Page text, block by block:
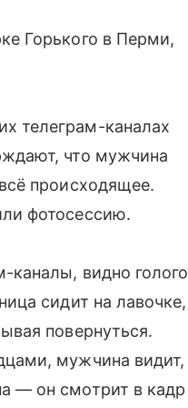
Горького в Перми,
телеграм-каналах
что мужчина
происходящее.
фотосессию.
каналы, видно голого
сидит на лавочке,
повернуться.
мужчина видит,
— он смотрит в кадр